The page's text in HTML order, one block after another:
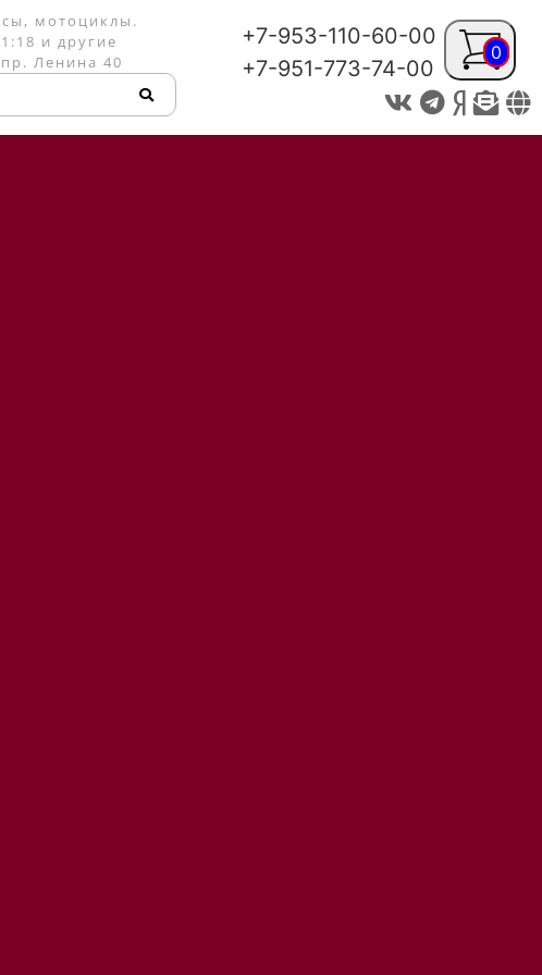
мотоциклы.
и другие
Ленина 40
+7-953-110-60-00
+7-951-773-74-00
0